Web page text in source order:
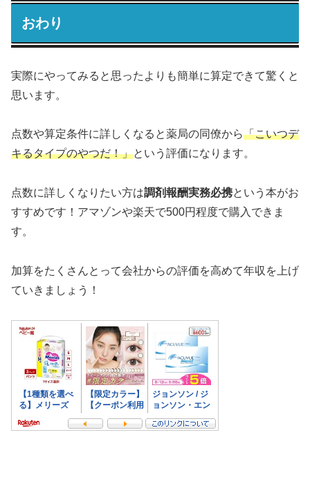
おわり
実際にやってみると思ったよりも簡単に算定できて驚くと
思います。
点数や算定条件に詳しくなると薬局の同僚から「こいつデ
キるタイプのやつだ！」という評価になります。
点数に詳しくなりたい方は調剤報酬実務必携という本がお
すすめです！アマゾンや楽天で500円程度で購入できま
す。
加算をたくさんとって会社からの評価を高めて年収を上げ
ていきましょう！